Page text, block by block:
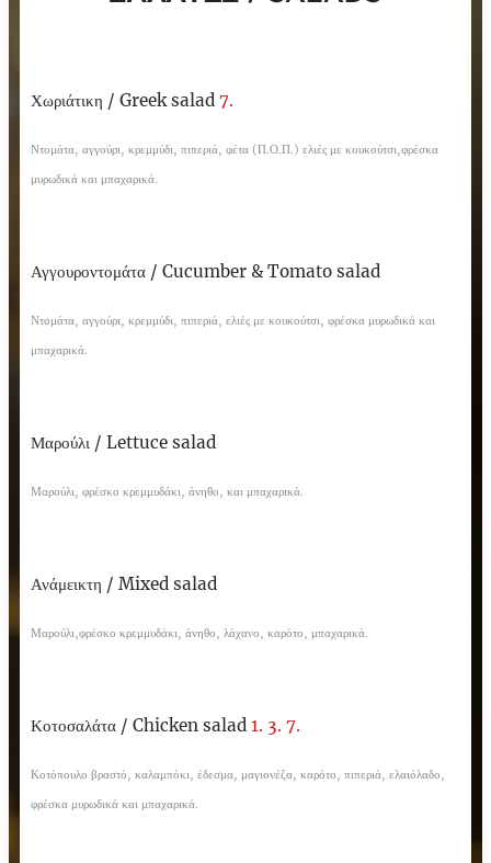
Χωριάτικη / Greek salad 7.
Ντομάτα, αγγούρι, κρεμμύδι, πιπεριά, φέτα (Π.Ο.Π.) ελιές με κουκούτσι,φρέσκα
μυρωδικά και μπαχαρικά.
Αγγουροντομάτα / Cucumber & Tomato salad
Ντομάτα, αγγούρι, κρεμμύδι, πιπεριά, ελιές με κουκούτσι, φρέσκα μυρωδικά και
μπαχαρικά.
Μαρούλι / Lettuce salad
Μαρούλι, φρέσκο κρεμμυδάκι, άνηθο, και μπαχαρικά.
Ανάμεικτη / Mixed salad
Μαρούλι,φρέσκο κρεμμυδάκι, άνηθο, λάχανο, καρότο, μπαχαρικά.
Κοτοσαλάτα / Chicken salad 1. 3. 7.
Κοτόπουλο βραστό, καλαμπόκι, έδεσμα, μαγιονέζα, καρότο, πιπεριά, ελαιόλαδο,
φρέσκα μυρωδικά και μπαχαρικά.